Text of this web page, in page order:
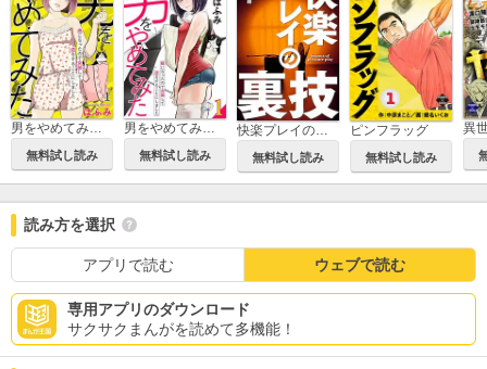
無料試し読み 無料試し読み
快楽プレイの裏技
無料試し読み
ピンフラッグ
無料試し読み
読み方を選択
アプリで読む ウェブで読む
専用アプリのダウンロード
サクサクまんがを読めて多機能！